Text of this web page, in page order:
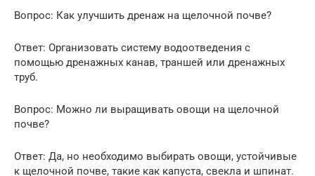
Вопрос: Как улучшить дренаж на щелочной почве?
Ответ: Организовать систему водоотведения с
помощью дренажных канав, траншей или дренажных
труб.
Вопрос: Можно ли выращивать овощи на щелочной
почве?
Ответ: Да, но необходимо выбирать овощи, устойчивые
к щелочной почве, такие как капуста, свекла и шпинат.